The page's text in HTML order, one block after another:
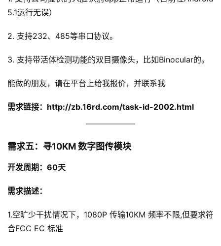
5.1运行无误）
2. 支持232、485等串口协议。
3. 支持带活体检测功能的双目摄像头，比如Binocular的。
能做的朋友，请在平台上给我报价，并联系我
需求链接： http://zb.16rd.com/task-id-2002.html
需求五：寻10KM 数字图传模块
开发周期：60天
需求描述：
1.空旷少干扰情况下，1080P 传输10KM 频率不限,但要求符
合FCC EC 标准